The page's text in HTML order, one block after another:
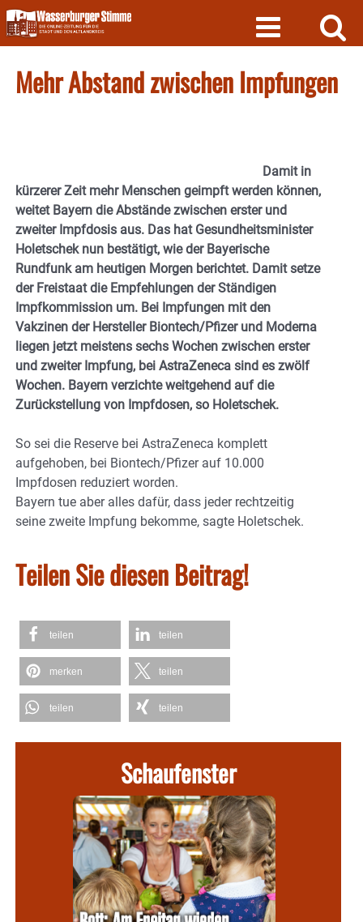
Skip
to
content
Mehr Abstand zwischen Impfungen
Damit in
kürzerer Zeit mehr Menschen geimpft werden können,
weitet Bayern die Abstände zwischen erster und
zweiter Impfdosis aus. Das hat Gesundheitsminister
Holetschek nun bestätigt, wie der Bayerische
Rundfunk am heutigen Morgen berichtet. Damit setze
der Freistaat die Empfehlungen der Ständigen
Impfkommission um. Bei Impfungen mit den
Vakzinen der Hersteller Biontech/Pfizer und Moderna
liegen jetzt meistens sechs Wochen zwischen erster
und zweiter Impfung, bei AstraZeneca sind es zwölf
Wochen. Bayern verzichte weitgehend auf die
Zurückstellung von Impfdosen, so Holetschek.
So sei die Reserve bei AstraZeneca komplett
aufgehoben, bei Biontech/Pfizer auf 10.000
Impfdosen reduziert worden.
Bayern tue aber alles dafür, dass jeder rechtzeitig
seine zweite Impfung bekomme, sagte Holetschek.
Teilen Sie diesen Beitrag!
teilen teilen
merken teilen
teilen teilen
Schaufenster